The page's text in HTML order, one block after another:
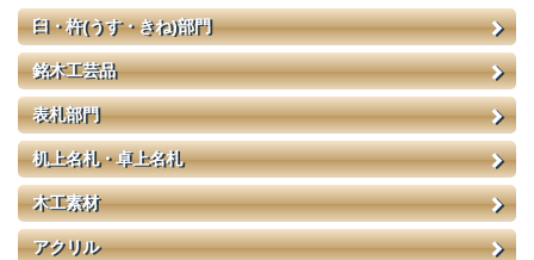
臼・杵(うす・きね)部門
銘木工芸品
表札部門
机上名札・卓上名札
木工素材
アクリル